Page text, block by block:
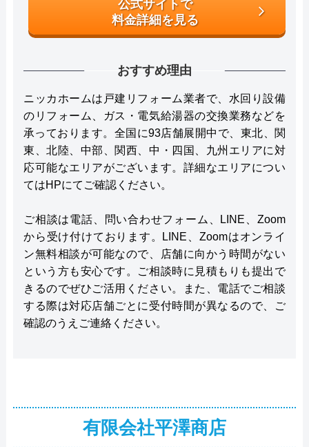
公式サイトで
料金詳細を見る
おすすめ理由
ニッカホームは戸建リフォーム業者で、水回り設備
のリフォーム、ガス・電気給湯器の交換業務などを
承っております。全国に93店舗展開中で、東北、関
東、北陸、中部、関西、中・四国、九州エリアに対
応可能なエリアがございます。詳細なエリアについ
てはHPにてご確認ください。
ご相談は電話、問い合わせフォーム、LINE、Zoom
から受け付けております。LINE、Zoomはオンライ
ン無料相談が可能なので、店舗に向かう時間がない
という方も安心です。ご相談時に見積もりも提出で
きるのでぜひご活用ください。また、電話でご相談
する際は対応店舗ごとに受付時間が異なるので、ご
確認のうえご連絡ください。
有限会社平澤商店